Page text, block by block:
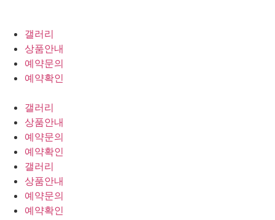
갤러리
상품안내
예약문의
예약확인
갤러리
상품안내
예약문의
예약확인
갤러리
상품안내
예약문의
예약확인